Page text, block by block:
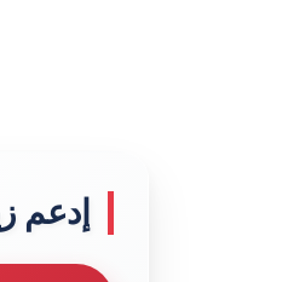
إدعم